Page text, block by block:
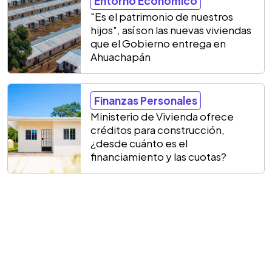
"Es el patrimonio de nuestros
hijos", así son las nuevas viviendas
que el Gobierno entrega en
Ahuachapán
Finanzas Personales
Ministerio de Vivienda ofrece
créditos para construcción,
¿desde cuánto es el
financiamiento y las cuotas?